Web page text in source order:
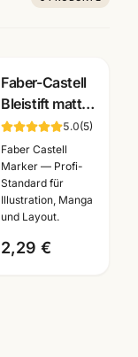
Faber-Castell
Bleistift matt
bis 14B ·
Weltneuheit ·
Härten
wählbar ·
Künstlerbedarf
5.0(5)
Faber Castell
Marker — Profi-
Standard für
Illustration, Manga
und Layout.
2,29 €